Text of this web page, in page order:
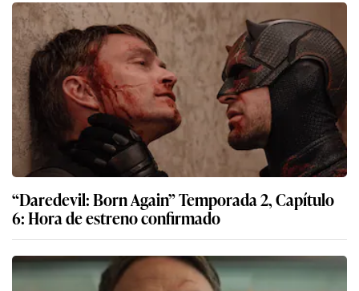
“Daredevil: Born Again” Temporada 2, Capítulo
6: Hora de estreno confirmado